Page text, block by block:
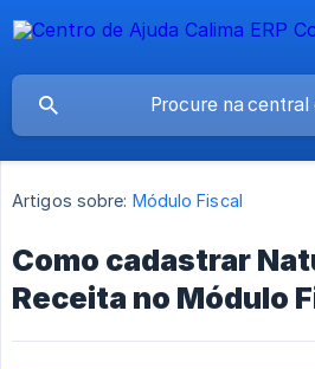
Artigos sobre: Módulo Fiscal
Como cadastrar
Receita no Módulo